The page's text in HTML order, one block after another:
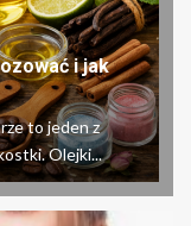
i jak
to jeden z
Olejki...